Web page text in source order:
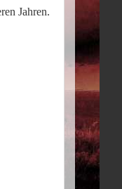
Jahren.